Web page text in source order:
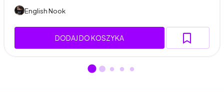
English Nook
DODAJ DO KOSZYKA